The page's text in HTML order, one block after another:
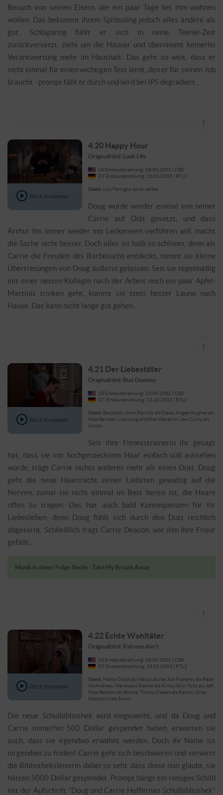
Besuch von seinen Eltern, die ein paar Tage bei ihm wohnen
wollen. Das bekommt ihrem Sprössling jedoch alles andere als
gut: Schlagartig fühlt er sich in seine Teenie-Zeit
zurückversetzt, zieht um die Häuser und übernimmt keinerlei
Verantwortung mehr im Haushalt. Das geht so weit, dass er
nicht einmal für einen wichtigen Test lernt, den er für seinen Job
braucht - prompt fällt er durch und wird bei IPS degradiert...
↑
Jetzt streamen
4.20 Happy Hour
Originaltitel: Lush Life
US Erstausstrahlung: 08.04.2002 | CBS
DT Erstausstrahlung: 10.01.2003 | RTL2
Gäste: Lou Ferrigno als er selbst
Doug wurde wieder einmal von seiner
Carrie auf Diät gesetzt, und dass
Arthur ihn immer wieder mit Leckereien verführen will, macht
die Sache nicht besser. Doch alles ist halb so schlimm, denn als
Carrie die Freuden des Barbesuchs entdeckt, nimmt sie kleine
Übertretungen von Doug äußerst gelassen. Seit sie regelmäßig
mit einer netten Kollegin nach der Arbeit noch ein paar Apfel-
Martinis trinken geht, kommt sie stets bester Laune nach
Hause. Das kann nicht lange gut gehen...
↑
Jetzt streamen
4.21 Der Liebestöter
Originaltitel: Bun Dummy
US Erstausstrahlung: 29.04.2002 | CBS
DT Erstausstrahlung: 13.10.2003 | RTL2
Gäste: Benjamin John Parrillo als Dave, Angee Hughes als
Miss Berman, Lisa Long als Miss Manacini, Jon Curry als
Jimmy
Seit ihre Fitnesstrainerin ihr gesagt
hat, dass sie mit hochgestecktem Haar einfach süß aussehen
würde, trägt Carrie nichts anderes mehr als einen Dutt. Doug
geht die neue Haartracht seiner Liebsten gewaltig auf die
Nerven, zumal sie nicht einmal im Bett bereit ist, die Haare
offen zu tragen. Das hat auch bald Konsequenzen für ihr
Liebesleben, denn Doug fühlt sich durch den Dutt reichlich
abgetörnt. Schließlich fragt Carrie Deacon, wie ihm ihre Frisur
gefällt...
Musik in dieser Folge: Berlin - Take My Breath Away
↑
Jetzt streamen
4.22 Echte Wohltäter
Originaltitel: Patrons Ain't
US Erstausstrahlung: 06.05.2002 | CBS
DT Erstausstrahlung: 13.01.2003 | RTL2
Gäste: Marla Gibbs als Nana Louise, Joe Flaherty als Pater
McAndrew, Marshaun Daniel als Kirby, Nich Toth als Jeff,
Nick Benson als Richie, Timmy Deters als Kenny, Nina
Weithorn als Scout
Die neue Schulbibliothek wird eingeweiht, und da Doug und
Carrie immerhin 500 Dollar gespendet haben, erwarten sie
auch, dass sie irgendwo erwähnt werden. Doch ihr Name ist
nirgendwo zu finden! Carrie geht sich beschweren und verwirrt
die Bibliotheksleiterin dabei so sehr, dass diese nun glaubt, sie
hätten 5000 Dollar gespendet. Prompt hängt ein riesiges Schild
mit der Aufschrift "Doug und Carrie Heffernan Schulbibliothek"